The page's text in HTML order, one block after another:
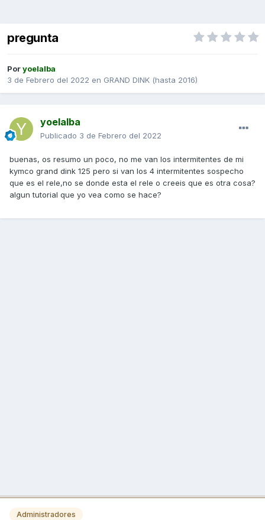
pregunta
Poryoelalba
3 de Febrero del 2022 en GRAND DINK (hasta 2016)
yoelalba
Publicado 3 de Febrero del 2022
buenas, os resumo un poco, no me van los intermitentes de mi
kymco grand dink 125 pero si van los 4 intermitentes sospecho
que es el rele,no se donde esta el rele o creeis que es otra cosa?
algun tutorial que yo vea como se hace?
Administradores